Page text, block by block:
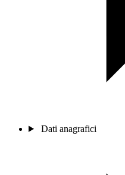
Dati anagrafici